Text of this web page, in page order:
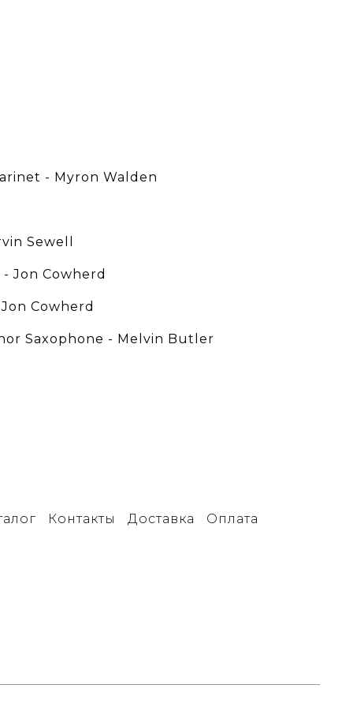
- Myron Walden
Sewell
Jon Cowherd
Cowherd
Saxophone - Melvin Butler
Контакты Доставка Оплата